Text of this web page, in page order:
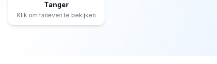
Tanger
Klik om tarieven te bekijken